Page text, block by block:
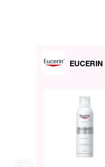
EUCERIN